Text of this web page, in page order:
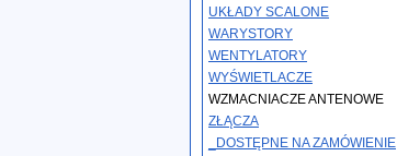
UKŁADY SCALONE
WARYSTORY
WENTYLATORY
WYŚWIETLACZE
WZMACNIACZE ANTENOWE
ZŁĄCZA
_DOSTĘPNE NA ZAMÓWIENIE